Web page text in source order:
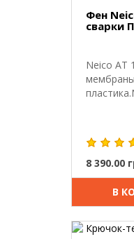
Фен
сварки
Neico AT
8 390.00
В